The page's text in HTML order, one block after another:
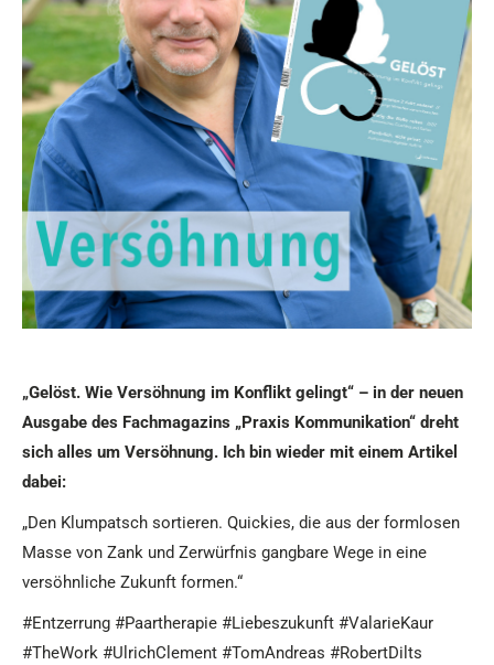
„Gelöst. Wie Versöhnung im Konflikt gelingt“ – in der neuen
Ausgabe des Fachmagazins „Praxis Kommunikation“ dreht
sich alles um Versöhnung. Ich bin wieder mit einem Artikel
dabei:
„Den Klumpatsch sortieren. Quickies, die aus der formlosen
Masse von Zank und Zerwürfnis gangbare Wege in eine
versöhnliche Zukunft formen.“
#Entzerrung #Paartherapie #Liebeszukunft #ValarieKaur
#TheWork #UlrichClement #TomAndreas #RobertDilts